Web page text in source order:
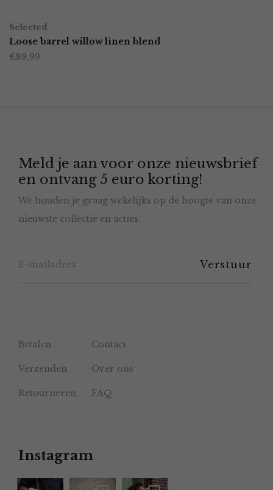
op
de
productpagina
product
heeft
kan
gekozen
worden
op
productpagina
Selected
Loose barrel willow linen blend
€89,99
Meld je aan voor onze nieuwsbrief
en ontvang 5 euro korting!
We houden je graag wekelijks op de hoogte van onze
nieuwste collectie en acties.
Betalen Contact
Verzenden Over ons
Retourneren FAQ
Instagram